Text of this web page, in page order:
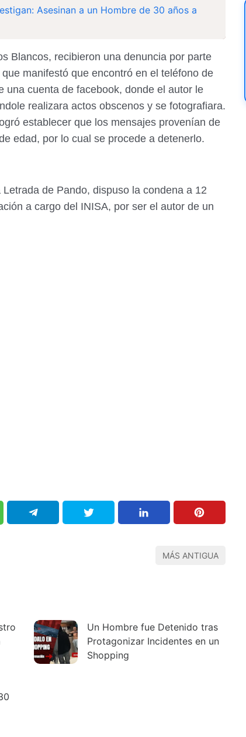
Asesinan a un Hombre de 30 años a
Blancos, recibieron una denuncia por parte
manifestó que encontró en el teléfono de
una cuenta de facebook, donde el autor le
realizara actos obscenos y se fotografiara.
establecer que los mensajes provenían de
edad, por lo cual se procede a detenerlo.
de Pando, dispuso la condena a 12
a cargo del INISA, por ser el autor de un
MÁS ANTIGUA
Un Hombre fue Detenido tras
Protagonizar Incidentes en un
Shopping